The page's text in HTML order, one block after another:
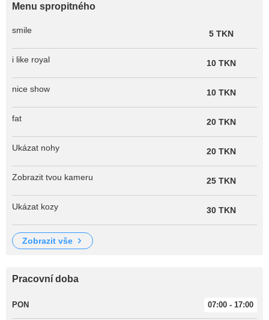
Menu spropitného
smile 5 TKN
i like royal 10 TKN
nice show 10 TKN
fat 20 TKN
Ukázat nohy 20 TKN
Zobrazit tvou kameru 25 TKN
Ukázat kozy 30 TKN
zobrazit vše
Pracovní doba
PON 07:00 - 17:00